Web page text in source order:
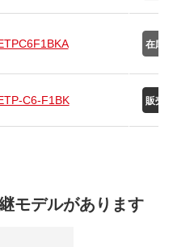
C6-F1BK
モデルがあります